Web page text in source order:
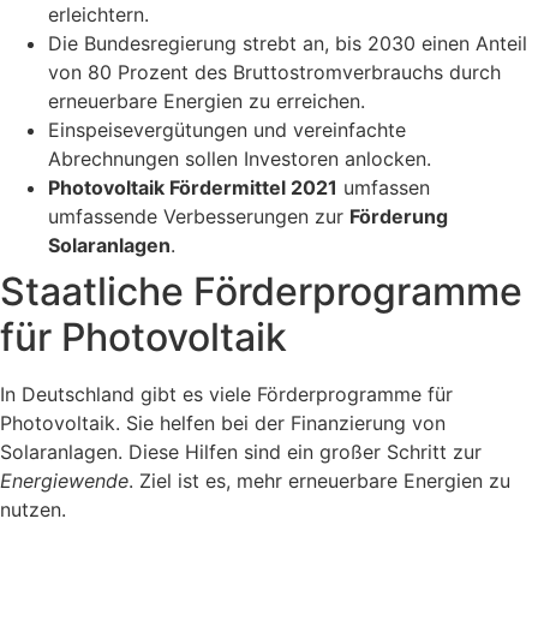
erleichtern.
Die Bundesregierung strebt an, bis 2030 einen Anteil
von 80 Prozent des Bruttostromverbrauchs durch
erneuerbare Energien zu erreichen.
Einspeisevergütungen und vereinfachte
Abrechnungen sollen Investoren anlocken.
Photovoltaik Fördermittel 2021 umfassen
umfassende Verbesserungen zur Förderung
Solaranlagen.
Staatliche Förderprogramme
für Photovoltaik
In Deutschland gibt es viele Förderprogramme für
Photovoltaik. Sie helfen bei der Finanzierung von
Solaranlagen. Diese Hilfen sind ein großer Schritt zur
Energiewende. Ziel ist es, mehr erneuerbare Energien zu
nutzen.